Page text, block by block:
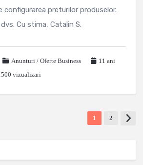
configurarea preturilor produselor.
Cu stima, Catalin S.
Anunturi / Oferte Business
11 ani
vizualizari
1 2